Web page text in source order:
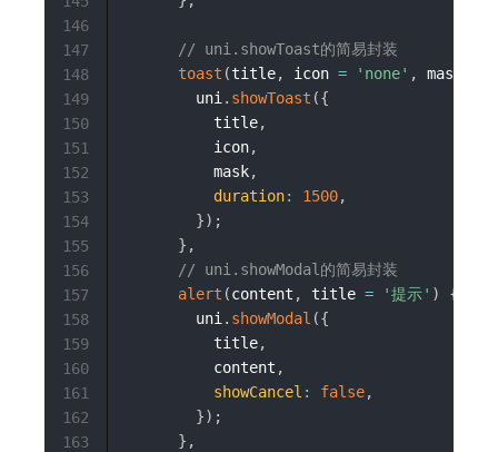
// uni.showToast的简易封装
toast (title, icon = 'none' , mask
        uni
. showToast ({
          title
,
          icon
,
          mask
,
duration: 1500,
}) ;
} ,
// uni.showModal的简易封装
alert (content , title = '提示' )
{
        uni
. showModal ({
          title
,
          content
,
showCancel : false,
}) ;
} ,
146
147
148
149
150
151
152
153
154
155
156
157
158
159
160
161
162
163